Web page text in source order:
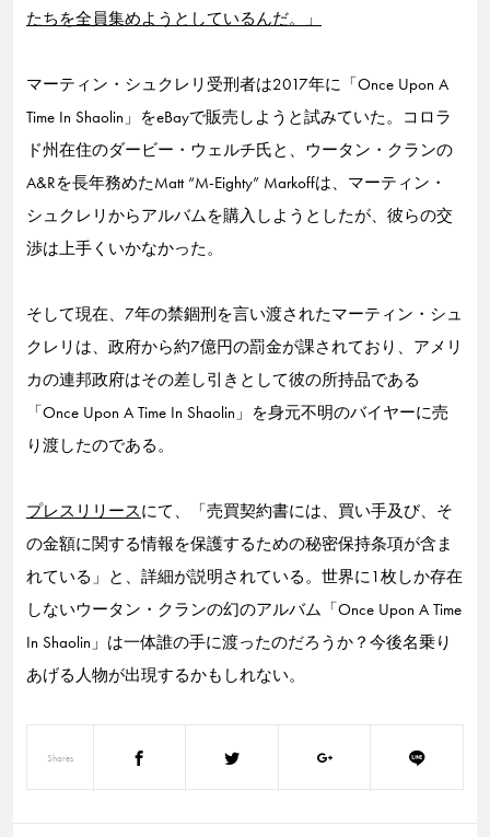
たちを全員集めようとしているんだ。」
マーティン・シュクレリ受刑者は2017年に「Once Upon A
Time In Shaolin」をeBayで販売しようと試みていた。コロラ
ド州在住のダービー・ウェルチ氏と、ウータン・クランの
A&Rを長年務めたMatt “M-Eighty” Markoffは、マーティン・
シュクレリからアルバムを購入しようとしたが、彼らの交
渉は上手くいかなかった。
そして現在、7年の禁錮刑を言い渡されたマーティン・シュ
クレリは、政府から約7億円の罰金が課されており、アメリ
カの連邦政府はその差し引きとして彼の所持品である
「Once Upon A Time In Shaolin」を身元不明のバイヤーに売
り渡したのである。
プレスリリースにて、「売買契約書には、買い手及び、そ
の金額に関する情報を保護するための秘密保持条項が含ま
れている」と、詳細が説明されている。世界に1枚しか存在
しないウータン・クランの幻のアルバム「Once Upon A Time
In Shaolin」は一体誰の手に渡ったのだろうか？今後名乗り
あげる人物が出現するかもしれない。
Shares